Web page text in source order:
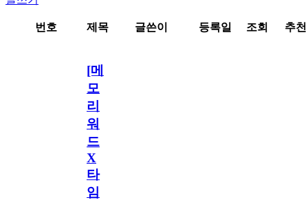
번호 제목 글쓴이 등록일 조회 추천
[메
모
리
워
드
X
타
임